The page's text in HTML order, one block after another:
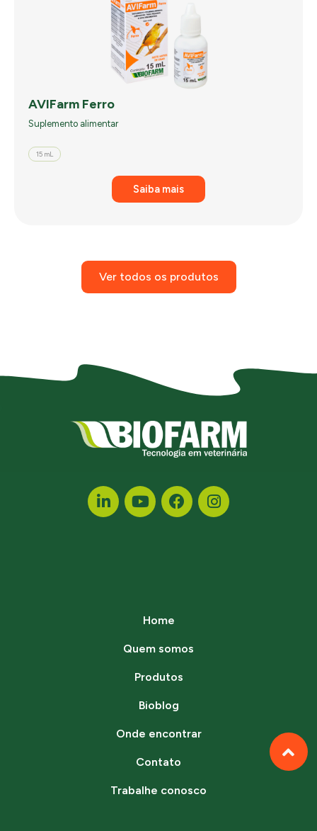
AVIFarm Ferro
Suplemento alimentar
15 mL
Saiba mais
Ver todos os produtos
Home
Quem somos
Produtos
Bioblog
Onde encontrar
Contato
Trabalhe conosco